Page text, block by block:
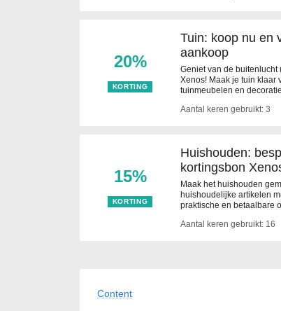
20%
KORTING
Tuin: koop nu en
aankoop
Geniet van de buitenlucht
Xenos! Maak je tuin klaar
tuinmeubelen en
Aantal keren gebruikt: 3
15%
KORTING
Huishouden:
kortingsbon
Maak het huishouden
huishoudelijke artikelen
praktische en betaalbare
Aantal keren gebruikt: 16
Content